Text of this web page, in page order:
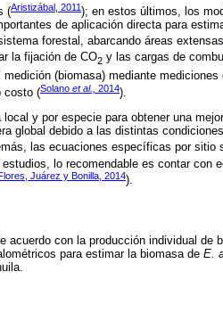
(Aristizábal, 2011); en estos últimos, los
de aplicación directa para
forestal, abarcando áreas
la fijación de CO2 y las cargas de
(biomasa) mediante mediciones
costo (Solano et al., 2014).
y por especie para obtener una
global debido a las distintas
las ecuaciones específicas por sitio
lo recomendable es contar con
Juárez y Bonilla, 2014).
acuerdo con la producción individual de
para estimar la biomasa de E.